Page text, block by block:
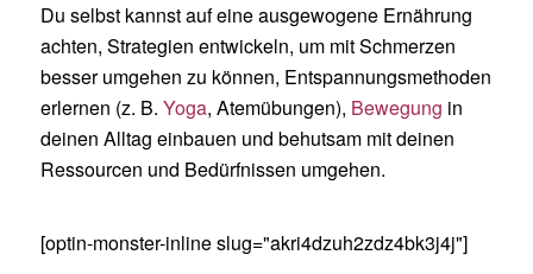
Du selbst kannst auf eine ausgewogene Ernährung
achten, Strategien entwickeln, um mit Schmerzen
besser umgehen zu können, Entspannungsmethoden
erlernen (z. B. Yoga, Atemübungen), Bewegung in
deinen Alltag einbauen und behutsam mit deinen
Ressourcen und Bedürfnissen umgehen.
[optin-monster-inline slug="akri4dzuh2zdz4bk3j4j"]